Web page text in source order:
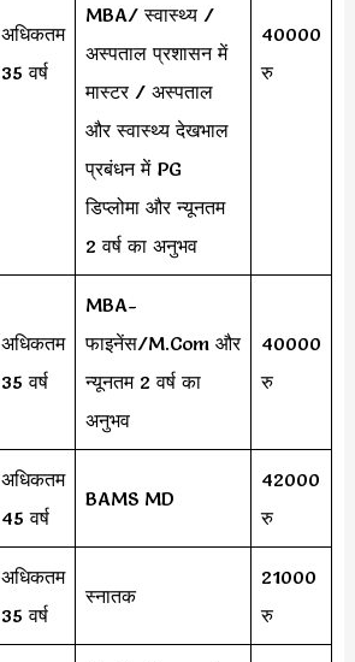
अधिकतम
35 वर्ष
MBA/ स्वास्थ्य /
अस्पताल प्रशासन में
मास्टर / अस्पताल
और स्वास्थ्य देखभाल
प्रबंधन में PG
डिप्लोमा और न्यूनतम
2 वर्ष का अनुभव
40000
रु
अधिकतम
35 वर्ष
MBA-
फाइनेंस/M.Com और
न्यूनतम 2 वर्ष का
अनुभव
40000
रु
अधिकतम
45 वर्ष
BAMS MD
42000
रु
अधिकतम
35 वर्ष
स्नातक
21000
रु